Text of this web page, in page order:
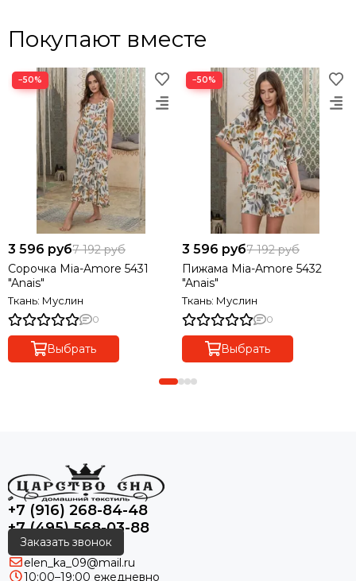
Покупают вместе
−50%
3 596 руб7 192 руб
Сорочка Mia-Amore 5431
"Anais"
Ткань: Муслин
0
Выбрать
−50%
3 596 руб7 192 руб
Пижама Mia-Amore 5432
"Anais"
Ткань: Муслин
0
Выбрать
+7 (916) 268-84-48
+7 (495) 568-03-88
Заказать звонок
elen_ka_09@mail.ru
10:00–19:00 ежедневно